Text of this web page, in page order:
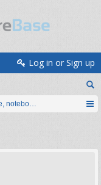
Log in or Sign up
notebook računari, servis